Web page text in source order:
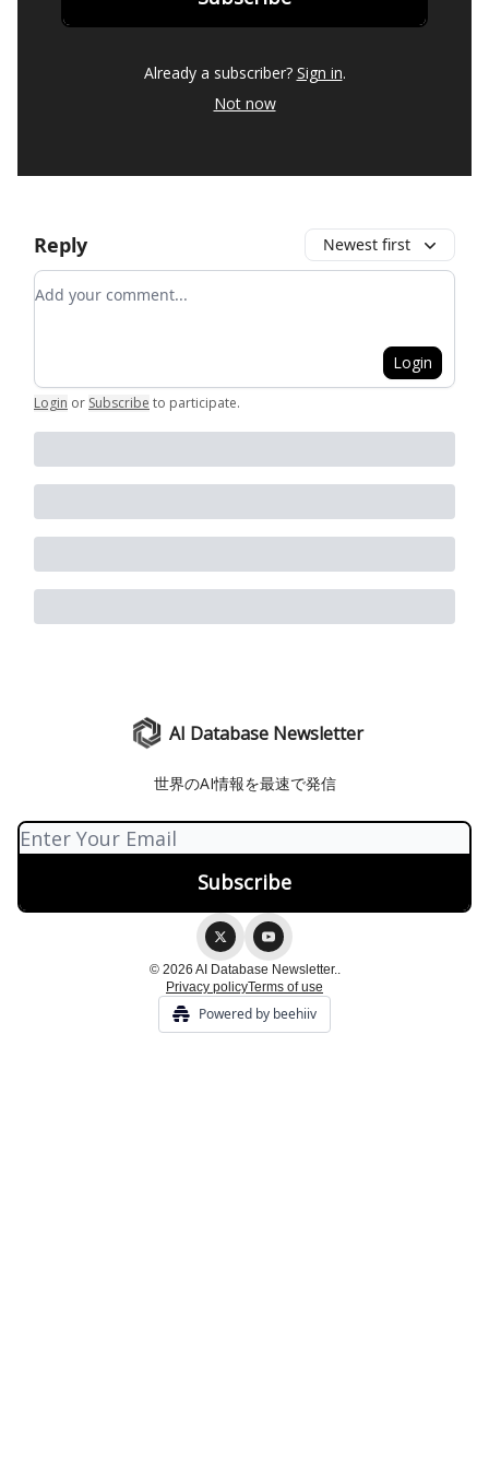
Already a subscriber? Sign in.
Not now
Reply Newest first
Add your comment
Login
Login or Subscribe to participate.
AI Database Newsletter
世界のAI情報を最速で発信
© 2026 AI Database Newsletter..
Privacy policyTerms of use
Powered by beehiiv